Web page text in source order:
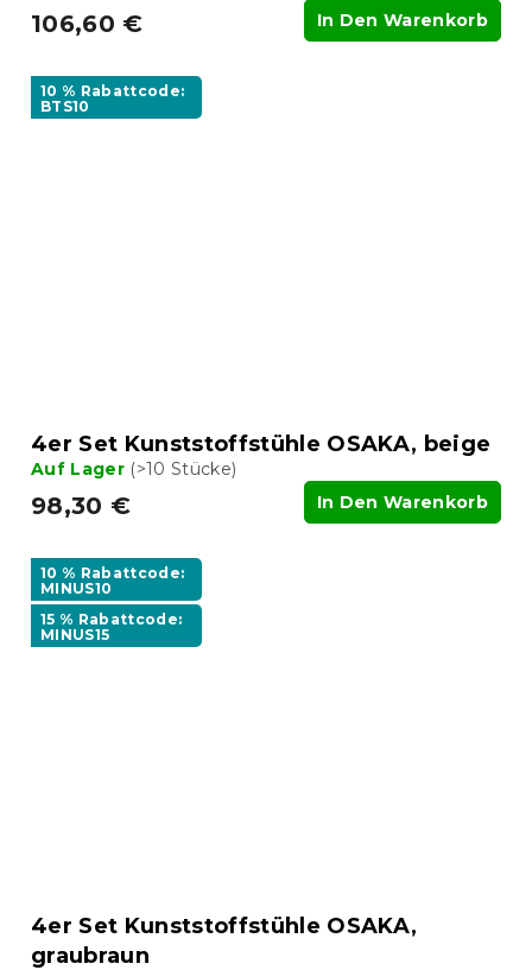
106,60 € In Den Warenkorb
10 % Rabattcode:
BTS10
4er Set Kunststoffstühle OSAKA, beige
Auf Lager (>10 Stücke)
98,30 € In Den Warenkorb
10 % Rabattcode:
MINUS10
15 % Rabattcode:
MINUS15
4er Set Kunststoffstühle OSAKA,
graubraun